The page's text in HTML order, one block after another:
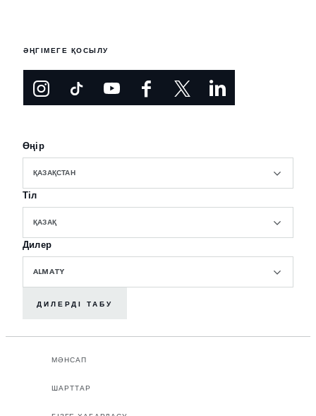
ӘҢГІМЕГЕ ҚОСЫЛУ
Өңір
ҚАЗАҚСТАН
Тіл
ҚАЗАҚ
Дилер
ALMATY
ДИЛЕРДІ ТАБУ
МӘНСАП
ШАРТТАР